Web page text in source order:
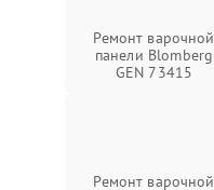
Ремонт варочной
панели Blomberg
GEN 73415
Ремонт варочной